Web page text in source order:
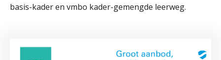
basis-kader en vmbo kader-gemengde leerweg.